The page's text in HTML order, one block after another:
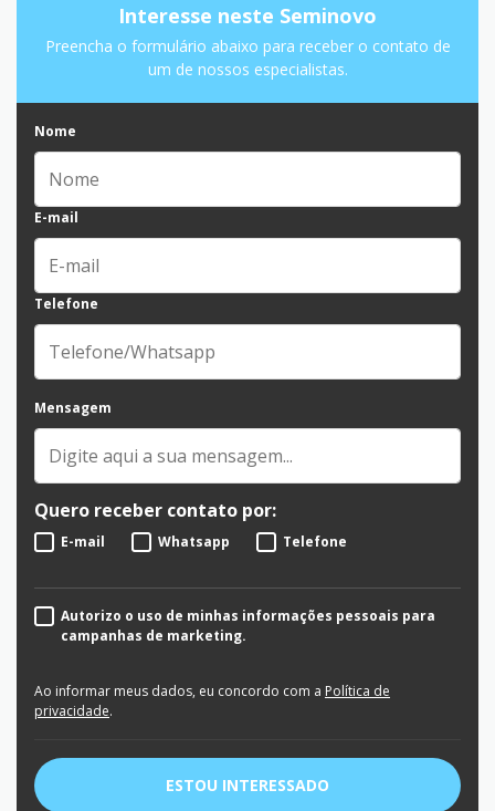
Interesse neste Seminovo
Preencha o formulário abaixo para receber o contato de
um de nossos especialistas.
Nome
E-mail
Telefone
Mensagem
Quero receber contato por:
E-mail Whatsapp Telefone
Autorizo o uso de minhas informações pessoais para
campanhas de marketing.
Ao informar meus dados, eu concordo com a Política de
privacidade.
ESTOU INTERESSADO